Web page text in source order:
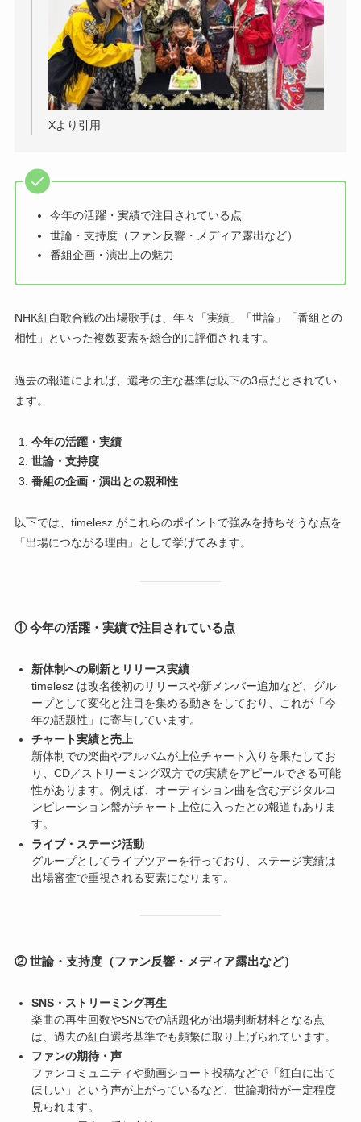
Xより引用
今年の活躍・実績で注目されている点
世論・支持度（ファン反響・メディア露出など）
番組企画・演出上の魅力
NHK紅白歌合戦の出場歌手は、年々「実績」「世論」「番組との
相性」といった複数要素を総合的に評価されます。
過去の報道によれば、選考の主な基準は以下の3点だとされてい
ます。
今年の活躍・実績
世論・支持度
番組の企画・演出との親和性
以下では、timelesz がこれらのポイントで強みを持ちそうな点を
「出場につながる理由」として挙げてみます。
① 今年の活躍・実績で注目されている点
新体制への刷新とリリース実績
timelesz は改名後初のリリースや新メンバー追加など、グル
ープとして変化と注目を集める動きをしており、これが「今
年の話題性」に寄与しています。
チャート実績と売上
新体制での楽曲やアルバムが上位チャート入りを果たしてお
り、CD／ストリーミング双方での実績をアピールできる可能
性があります。例えば、オーディション曲を含むデジタルコ
ンピレーション盤がチャート上位に入ったとの報道もありま
す。
ライブ・ステージ活動
グループとしてライブツアーを行っており、ステージ実績は
出場審査で重視される要素になります。
② 世論・支持度（ファン反響・メディア露出など）
SNS・ストリーミング再生
楽曲の再生回数やSNSでの話題化が出場判断材料となる点
は、過去の紅白選考基準でも頻繁に取り上げられています。
ファンの期待・声
ファンコミュニティや動画ショート投稿などで「紅白に出て
ほしい」という声が上がっているなど、世論期待が一定程度
見られます。